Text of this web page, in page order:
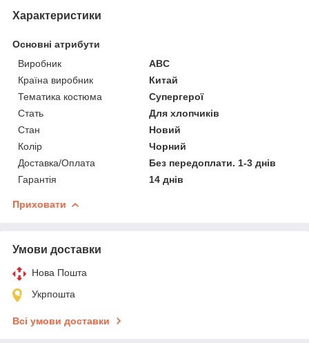
Характеристики
Основні атрибути
Виробник
ABC
Країна виробник
Китай
Тематика костюма
Супергерої
Стать
Для хлопчиків
Стан
Новий
Колір
Чорний
Доставка/Оплата
Без передоплати. 1-3 днів
Гарантія
14 днів
Приховати
Умови доставки
Нова Пошта
Укрпошта
Всі умови доставки